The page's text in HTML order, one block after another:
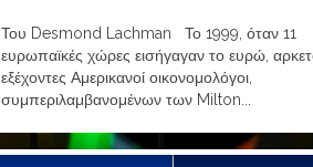
Του Desmond Lachman Το 1999, όταν 11
ευρωπαϊκές χώρες εισήγαγαν το ευρώ,
εξέχοντες Αμερικανοί οικονομολόγοι,
συμπεριλαμβανομένων των Milton...